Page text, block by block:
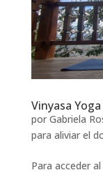
Vinyasa
por Gabriela
para aliviar el
Para acceder